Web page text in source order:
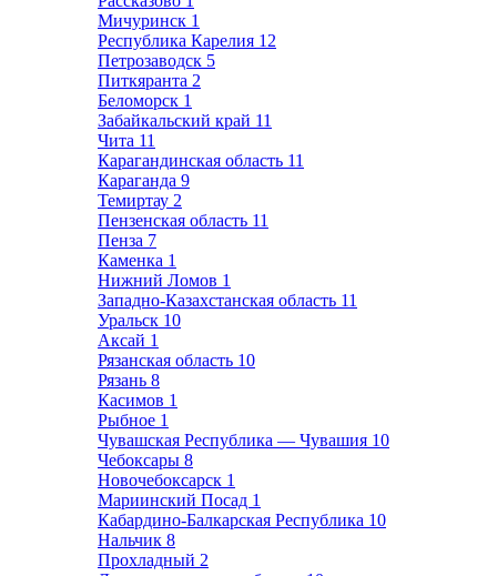
Мичуринск 1
Республика Карелия 12
Петрозаводск 5
Питкяранта 2
Беломорск 1
Забайкальский край 11
Чита 11
Карагандинская область 11
Караганда 9
Темиртау 2
Пензенская область 11
Пенза 7
Каменка 1
Нижний Ломов 1
Западно-Казахстанская область 11
Уральск 10
Аксай 1
Рязанская область 10
Рязань 8
Касимов 1
Рыбное 1
Чувашская Республика — Чувашия 10
Чебоксары 8
Новочебоксарск 1
Мариинский Посад 1
Кабардино-Балкарская Республика 10
Нальчик 8
Прохладный 2